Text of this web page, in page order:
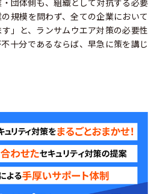
規模を問わず、全ての企業において
」と、ランサムウエア対策の必要性
十分であるならば、早急に策を講じ